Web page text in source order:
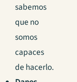
sabemos
que no
somos
capaces
de hacerlo.